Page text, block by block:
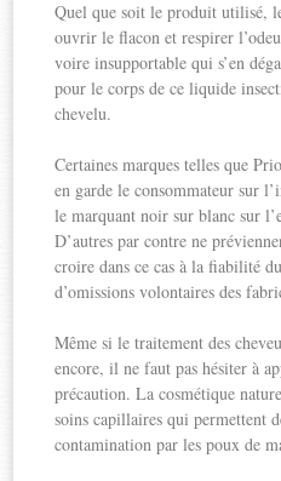
Quel que soit le produit utilisé,
ouvrir le flacon et respirer
voire insupportable qui s’en
pour le corps de ce liquide
chevelu.
Certaines marques telles que
en garde le consommateur sur
le marquant noir sur blanc sur
D’autres par contre ne
croire dans ce cas à la fiabilité
d’omissions volontaires des
Même si le traitement des
encore, il ne faut pas hésiter à
précaution. La cosmétique
soins capillaires qui permettent
contamination par les poux de